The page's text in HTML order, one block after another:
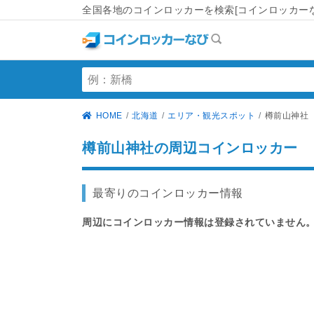
全国各地のコインロッカーを検索[コインロッカー
HOME 北海道 エリア・観光スポット 樽前山神社
樽前山神社の周辺コインロッカー
最寄りのコインロッカー情報
周辺にコインロッカー情報は登録されていません